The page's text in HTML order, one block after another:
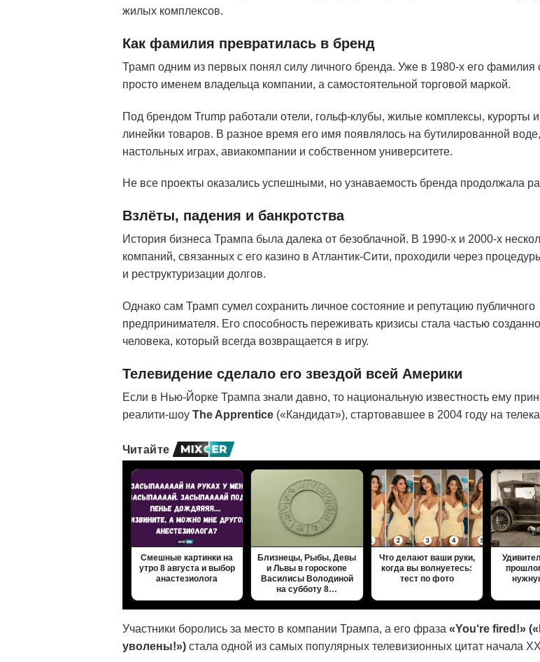
жилых комплексов.
Как фамилия превратилась в бренд
Трамп одним из первых понял силу личного бренда. Уже в 1980-х его фамилия
просто именем владельца компании, а самостоятельной торговой маркой.
Под брендом Trump работали отели, гольф-клубы, жилые комплексы, курорты
линейки товаров. В разное время его имя появлялось на бутилированной воде,
настольных играх, авиакомпании и собственном университете.
Не все проекты оказались успешными, но узнаваемость бренда продолжала
Взлёты, падения и банкротства
История бизнеса Трампа была далека от безоблачной. В 1990-х и 2000-х
компаний, связанных с его казино в Атлантик-Сити, проходили через
и реструктуризации долгов.
Однако сам Трамп сумел сохранить личное состояние и репутацию публичного
предпринимателя. Его способность переживать кризисы стала частью
человека, который всегда возвращается в игру.
Телевидение сделало его звездой всей Америки
Если в Нью-Йорке Трампа знали давно, то национальную известность ему
реалити-шоу TheApprentice(«Кандидат»), стартовавшее в 2004 году на
Читайте
Смешные картинки на
утро 8 августа и выбор
анастезиолога
Близнецы, Рыбы, Девы
и Львы в гороскопе
Василисы Володиной
на субботу 8…
Что делают ваши руки,
когда вы волнуетесь:
тест по фото
Участники боролись за место в компании Трампа, а его фраза «You‘refired !»
уволены!»)стала одной из самых популярных телевизионных цитат начала